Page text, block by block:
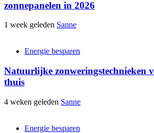
zonnepanelen in 2026
1 week geleden Sanne
Energie besparen
Natuurlijke zonweringstechnieken
thuis
4 weken geleden Sanne
Energie besparen